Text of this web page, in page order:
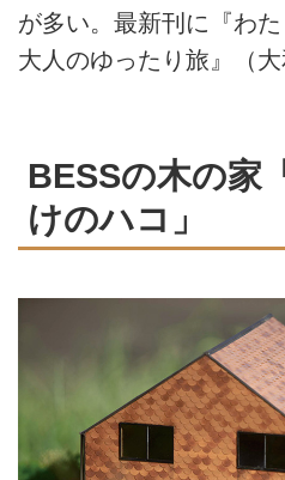
が多い。最新刊に『わ
大人のゆったり旅』（大
BESSの木の家
けのハコ」